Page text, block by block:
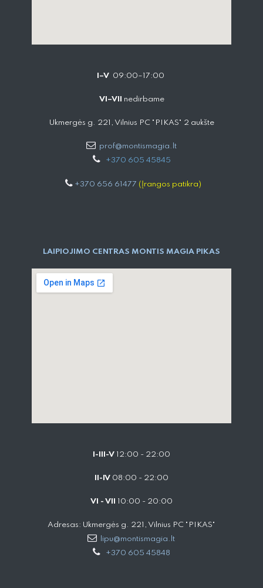
I–V 09:00–17:00
VI–VII nedirbame
Ukmergės g. 221, Vilnius PC "PIKAS" 2 aukšte
prof@montismagia.lt
+370 605 4584​5
+370 656 61477 (Įrangos patikra)
LAIPIOJIMO CENTRAS MONTIS MAGIA PIKAS
I-III-V 12:00 - 22:00
II-IV 08:00 - 22:00
VI - VII 10:00 - 20:00
Adresas: Ukmergės g. 221, Vilnius PC "PIKAS"
lipu@montismagia.lt
+370 605 45848